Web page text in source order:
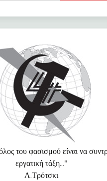
του φασισμού είναι να
εργατική τάξη..."
Λ.Τρότσκι